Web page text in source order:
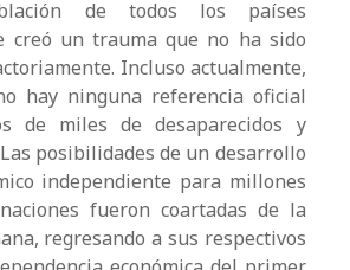
de todos los países
creó un trauma que no ha sido
Incluso actualmente,
hay ninguna referencia oficial
de miles de desaparecidos y
posibilidades de un desarrollo
independiente para millones
fueron coartadas de la
regresando a sus respectivos